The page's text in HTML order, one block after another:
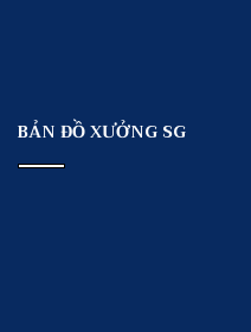
BẢN ĐỒ XƯỞNG SG